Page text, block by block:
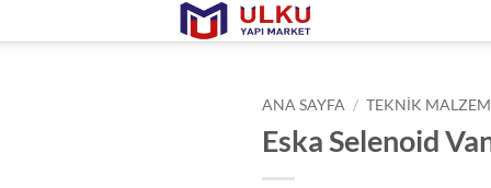
ANA SAYFA / TEKNIK
Eska Selenoid